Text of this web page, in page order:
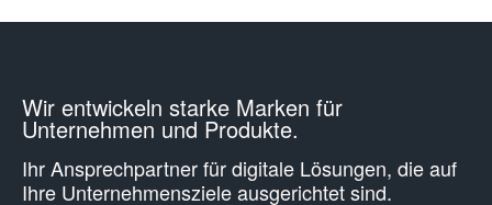
Wir entwickeln starke Marken für
Unternehmen und Produkte.
Ihr Ansprechpartner für digitale Lösungen, die auf
Ihre Unternehmens­ziele ausgerichtet sind.